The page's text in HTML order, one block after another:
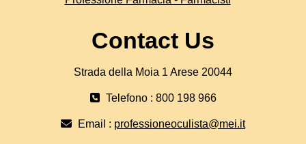
Contact Us
Strada della Moia 1 Arese 20044
Telefono : 800 198 966
Email : professioneoculista@mei.it